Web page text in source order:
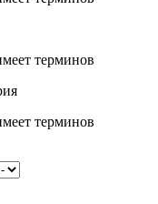
терминов
терминов